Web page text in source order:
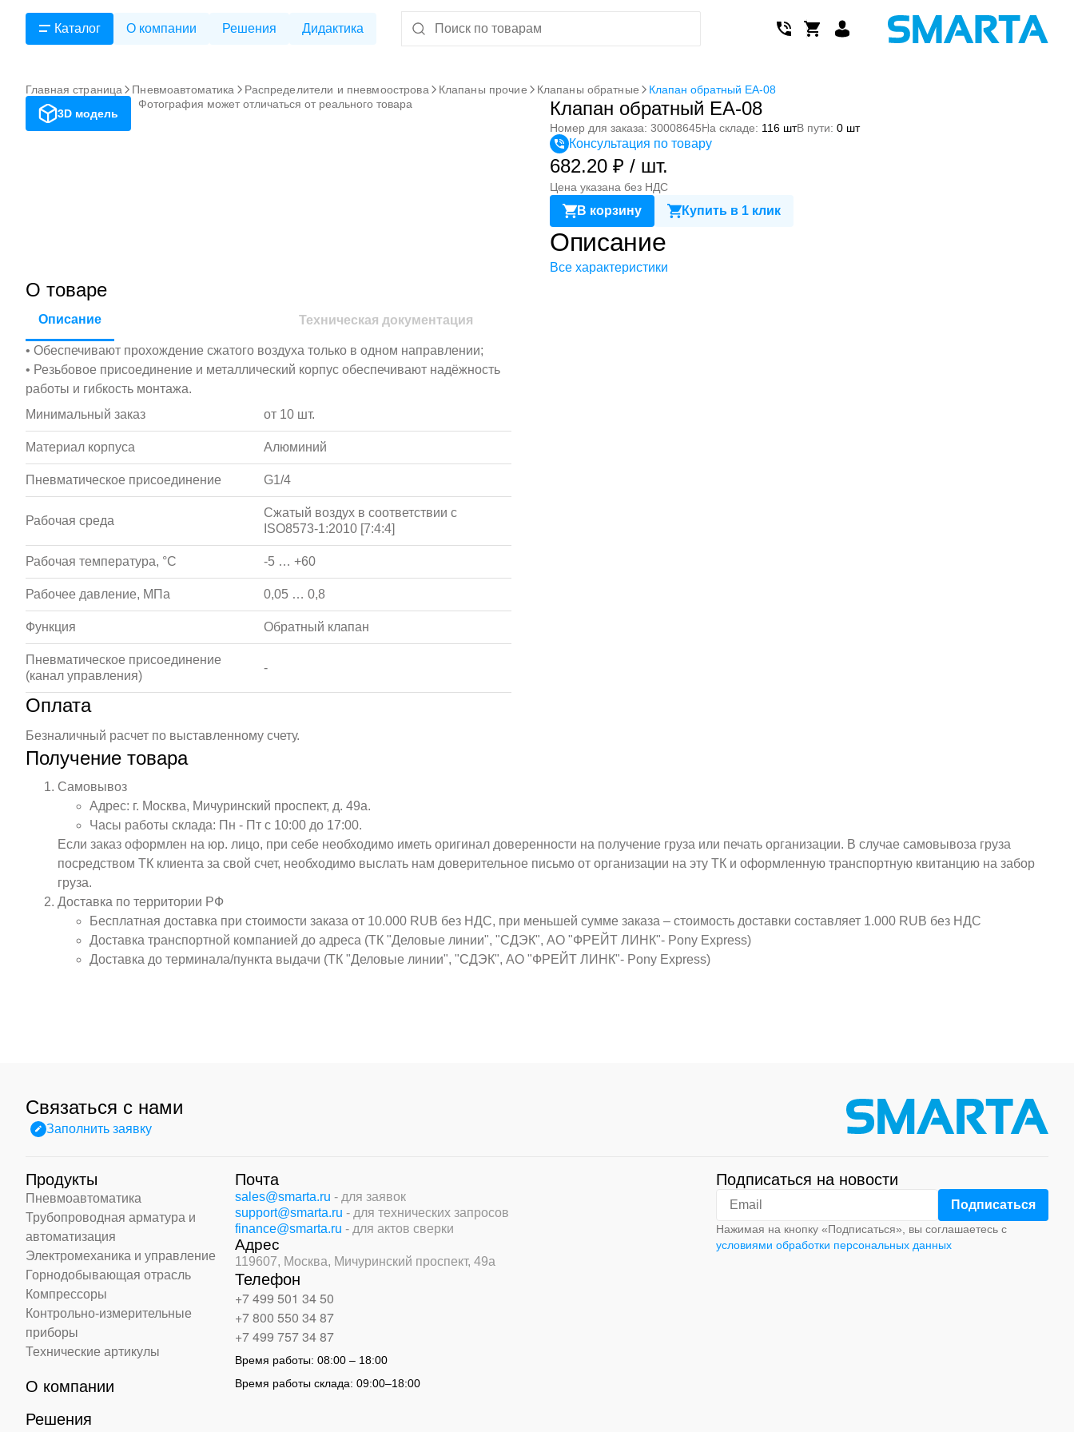
Каталог О компании Решения Дидактика
Главная страница Пневмоавтоматика Распределители и пневмоострова Клапаны прочие Клапаны обратные
Клапан обратный EA-08
3D модель
Фотография может отличаться от реального товара Клапан обратный EA-08
Номер для заказа: 30008645На складе: 116 штВ пути: 0 шт
Консультация по товару
682.20 ₽ / шт.
Цена указана без НДС
В корзину Купить в 1 клик
Описание
Все характеристики
О товаре
Описание Техническая документация
• Обеспечивают прохождение сжатого воздуха только в одном направлении;
• Резьбовое присоединение и металлический корпус обеспечивают надёжность
работы и гибкость монтажа.
Минимальный заказ
от 10 шт.
Материал корпуса Алюминий
Пневматическое присоединение G1/4
Рабочая среда
Сжатый воздух в соответствии с
ISO8573-1:2010 [7:4:4]
Рабочая температура, °С -5 … +60
Рабочее давление, МПа 0,05 … 0,8
Функция Обратный клапан
Пневматическое присоединение
(канал управления)
-
Оплата
Безналичный расчет по выставленному счету.
Получение товара
Самовывоз
Адрес: г. Москва, Мичуринский проспект, д. 49а.
Часы работы склада: Пн - Пт с 10:00 до 17:00.
Если заказ оформлен на юр. лицо, при себе необходимо иметь оригинал доверенности на получение груза или печать организации. В случае самовывоза груза
посредством ТК клиента за свой счет, необходимо выслать нам доверительное письмо от организации на эту ТК и оформленную транспортную квитанцию на забор
груза.
Доставка по территории РФ
Бесплатная доставка при стоимости заказа от 10.000 RUB без НДС, при меньшей сумме заказа – стоимость доставки составляет 1.000 RUB без НДС
Доставка транспортной компанией до адреса (ТК "Деловые линии", "СДЭК", АО "ФРЕЙТ ЛИНК"- Pony Express)
Доставка до терминала/пункта выдачи (ТК "Деловые линии", "СДЭК", АО "ФРЕЙТ ЛИНК"- Pony Express)
Связаться с нами
Заполнить заявку
Продукты
Пневмоавтоматика
Трубопроводная арматура и
автоматизация
Электромеханика и управление
Горнодобывающая отрасль
Компрессоры
Контрольно-измерительные
приборы
Технические артикулы
О компании
Решения
Почта
sales@smarta.ru - для заявок
support@smarta.ru - для технических запросов
finance@smarta.ru - для актов сверки
Адрес
119607, Москва, Мичуринский проспект, 49а
Телефон
+7 499 501 34 50
+7 800 550 34 87
+7 499 757 34 87
Время работы:08:00 – 18:00
Время работы склада:09:00–18:00
Подписаться на новости
Нажимая на кнопку «Подписаться», вы соглашаетесь с
условиями обработки персональных данных